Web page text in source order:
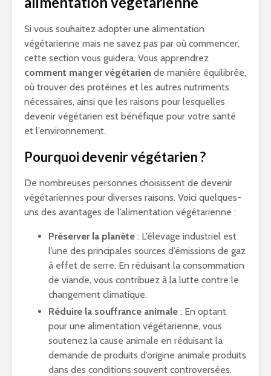
Si vous souhaitez adopter une alimentation
végétarienne mais ne savez pas par où commencer,
cette section vous guidera. Vous apprendrez
comment manger végétarien de manière équilibrée,
où trouver des protéines et les autres nutriments
nécessaires, ainsi que les raisons pour lesquelles
devenir végétarien est bénéfique pour votre santé
et l’environnement.
Pourquoi devenir végétarien ?
De nombreuses personnes choisissent de devenir
végétariennes pour diverses raisons. Voici quelques-
uns des avantages de l’alimentation végétarienne :
Préserver la planète : L’élevage industriel est
l’une des principales sources d’émissions de gaz
à effet de serre. En réduisant la consommation
de viande, vous contribuez à la lutte contre le
changement climatique.
Réduire la souffrance animale : En optant
pour une alimentation végétarienne, vous
soutenez la cause animale en réduisant la
demande de produits d’origine animale produits
dans des conditions souvent controversées.